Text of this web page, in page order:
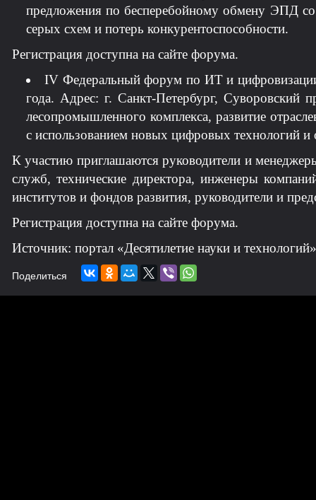
предложения по бесперебойному обмену ЭПД со
серых схем и потерь конкурентоспособности.
Регистрация доступна на сайте форума.
IV Федеральный форум по ИТ и
года. Адрес: г. Санкт-Петербург, Суворовский
лесопромышленного комплекса, развитие
с использованием новых цифровых технологий
К участию приглашаются руководители и
служб, технические директора, инженеры
институтов и фондов развития, руководители и
Регистрация доступна на сайте форума.
Источник: портал «Десятилетие науки и технологий»
Поделиться